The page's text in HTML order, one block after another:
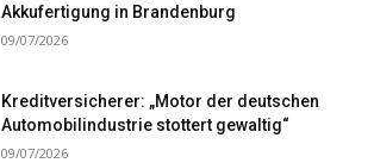
Akkufertigung in Brandenburg
09/07/2026
Kreditversicherer: „Motor der deutschen
Automobilindustrie stottert gewaltig“
09/07/2026